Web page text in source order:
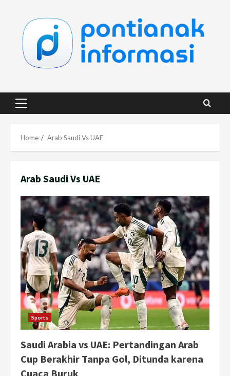
content
Primary
Home Arab Saudi Vs UAE
Arab Saudi Vs UAE
Sports
Saudi Arabia vs UAE: Pertandingan Arab
Cup Berakhir Tanpa Gol, Ditunda karena
Cuaca Buruk